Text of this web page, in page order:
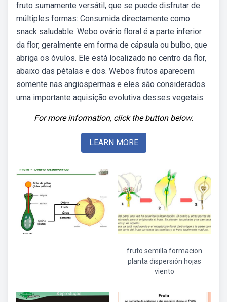
fruto sumamente versátil, que se puede disfrutar de
múltiples formas: Consumida directamente como
snack saludable. Webo ovário floral é a parte inferior
da flor, geralmente em forma de cápsula ou bulbo, que
abriga os óvulos. Ele está localizado no centro da flor,
abaixo das pétalas e dos. Webos frutos aparecem
somente nas angiospermas e eles são considerados
uma importante aquisição evolutiva desses vegetais.
For more information, click the button below.
LEARN MORE
fruto semilla formacion
planta dispersión hojas
viento